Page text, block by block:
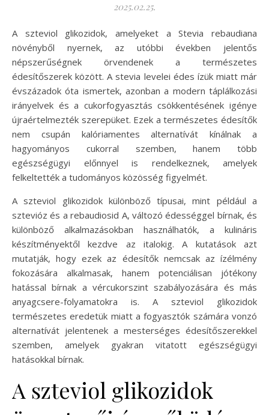
2025.02.25.
A szteviol glikozidok, amelyeket a Stevia rebaudiana
növényből nyernek, az utóbbi években jelentős
népszerűségnek örvendenek a természetes
édesítőszerek között. A stevia levelei édes ízük miatt már
évszázadok óta ismertek, azonban a modern táplálkozási
irányelvek és a cukorfogyasztás csökkentésének igénye
újraértelmezték szerepüket. Ezek a természetes édesítők
nem csupán kalóriamentes alternatívát kínálnak a
hagyományos cukorral szemben, hanem több
egészségügyi előnnyel is rendelkeznek, amelyek
felkeltették a tudományos közösség figyelmét.
A szteviol glikozidok különböző típusai, mint például a
sztevióz és a rebaudiosid A, változó édességgel bírnak, és
különböző alkalmazásokban használhatók, a kulináris
készítményektől kezdve az italokig. A kutatások azt
mutatják, hogy ezek az édesítők nemcsak az ízélmény
fokozására alkalmasak, hanem potenciálisan jótékony
hatással bírnak a vércukorszint szabályozására és más
anyagcsere-folyamatokra is. A szteviol glikozidok
természetes eredetük miatt a fogyasztók számára vonzó
alternatívát jelentenek a mesterséges édesítőszerekkel
szemben, amelyek gyakran vitatott egészségügyi
hatásokkal bírnak.
A szteviol glikozidok